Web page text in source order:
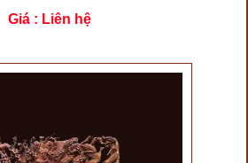
Giá : Liên hệ